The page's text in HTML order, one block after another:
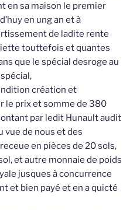
en sa maison le premier
en ung an et à
de ladite rente
touttefois et quantes
que le spécial desroge au
création et
le prix et somme de 380
par ledit Hunault audit
vue de nous et des
en pièces de 20 sols,
et autre monnaie de poids
jusques à concurrence
et bien payé et en a quicté